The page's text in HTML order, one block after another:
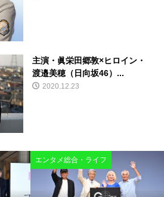
主演・眞栄田郷敦×ヒロイン・
渡邉美穂（日向坂46）...
2020.12.23
エンタメ総合・ライフ